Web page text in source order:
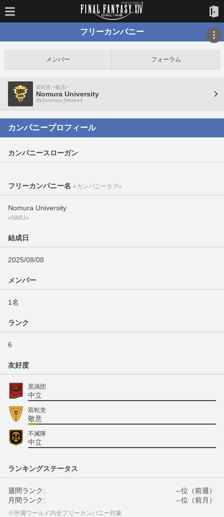
フリーカンパニー
メンバー フォーラム
双蛇党 <敬意>
Nomura University
Zeromus [Meteor]
カンパニープロフィール
カンパニースローガン
フリーカンパニー名 «カンパニータグ»
Nomura University
«NMU»
結成日
2025/08/08
メンバー
1名
ランク
6
友好度
黒渦団
中立
双蛇党
敬意
不滅隊
中立
ランキングステータス
週間ランク:
--位（前週）
月間ランク:
--位（前月）
※所属ワールド内全フリーカンパニー対象